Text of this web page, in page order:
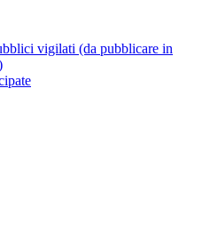
vigilati (da pubblicare in